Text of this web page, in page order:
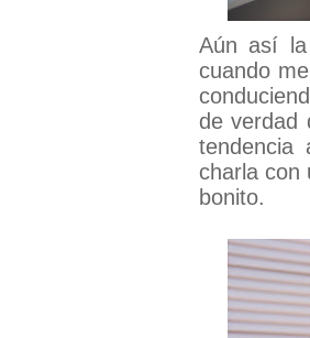
Aún así
cuando
de verdad
tendencia
charla con
bonito.